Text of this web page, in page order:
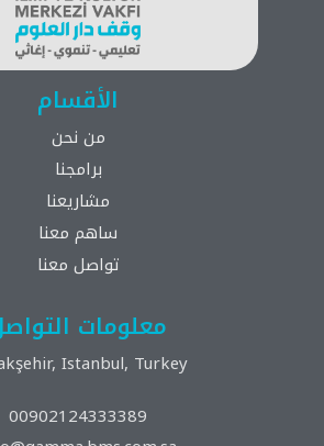
الأقسام
من نحن
برامجنا
مشاريعنا
ساهم معنا
تواصل معنا
معلومات
Istanbul, Turkey
00902124333389